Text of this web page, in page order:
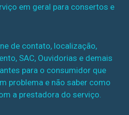
em geral para consertos e
de contato, localização,
SAC, Ouvidorias e demais
para o consumidor que
problema e não saber como
a prestadora do serviço.